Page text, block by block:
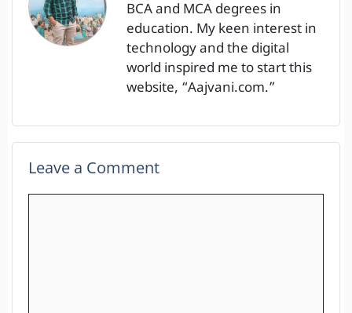
BCA and MCA degrees in
education. My keen interest in
technology and the digital
world inspired me to start this
website, “Aajvani.com.”
Leave a Comment